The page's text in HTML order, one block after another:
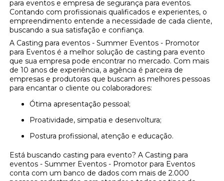
para eventos e empresa de segurança para eventos.
Contando com profissionais qualificados e experientes, o
empreendimento entende a necessidade de cada cliente,
buscando a sua satisfação e confiança.
A Casting para eventos - Summer Eventos - Promotor
para Eventos é a melhor solução de casting para evento
que sua empresa pode encontrar no mercado. Com mais
de 10 anos de experiência, a agência é parceira de
empresas e produtoras que buscam as melhores pessoas
para encantar o cliente ou colaboradores:
Ótima apresentação pessoal;
Proatividade, simpatia e desenvoltura;
Postura profissional, atenção e educação.
Está buscando casting para evento? A Casting para
eventos - Summer Eventos - Promotor para Eventos
conta com um banco de dados com mais de 2.000